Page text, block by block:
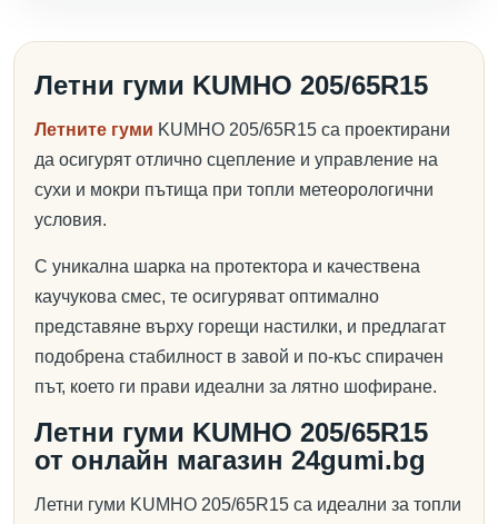
Летни гуми KUMHO 205/65R15
Летните гуми KUMHO 205/65R15 са проектирани
да осигурят отлично сцепление и управление на
сухи и мокри пътища при топли метеорологични
условия.
С уникална шарка на протектора и качествена
каучукова смес, те осигуряват оптимално
представяне върху горещи настилки, и предлагат
подобрена стабилност в завой и по-къс спирачен
път, което ги прави идеални за лятно шофиране.
Летни гуми KUMHO 205/65R15
от онлайн магазин 24gumi.bg
Летни гуми KUMHO 205/65R15 са идеални за топли